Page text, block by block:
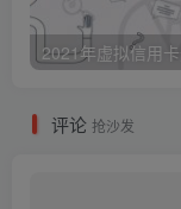
评论 抢沙发